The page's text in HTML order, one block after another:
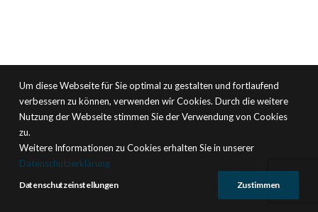
Um diese Webseite für Sie optimal zu gestalten und fortlaufend
verbessern zu können, verwenden wir Cookies. Durch die weitere
Nutzung der Webseite stimmen Sie der Verwendung von Cookies
zu.
Weitere Informationen zu Cookies erhalten Sie in unserer
Datenschutzerklärung
Datenschutzeinstellungen Zustimmen